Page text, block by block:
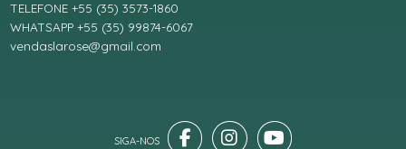
TELEFONE +55 (35) 3573-1860
WHATSAPP +55 (35) 99874-6067
vendaslarose@gmail.com